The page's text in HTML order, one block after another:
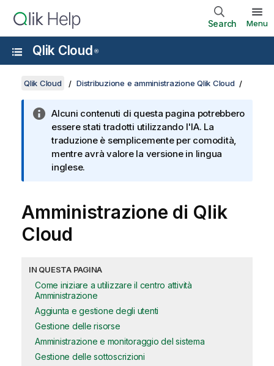
Search Menu
Qlik Cloud ®
Qlik Cloud Distribuzione e amministrazione Qlik Cloud
Alcuni contenuti di questa pagina potrebbero
essere stati tradotti utilizzando l'IA. La
traduzione è semplicemente per comodità,
mentre avrà valore la versione in lingua
inglese.
Amministrazione di Qlik
Cloud
IN QUESTA PAGINA
Come iniziare a utilizzare il centro attività
Amministrazione
Aggiunta e gestione degli utenti
Gestione delle risorse
Amministrazione e monitoraggio del sistema
Gestione delle sottoscrizioni